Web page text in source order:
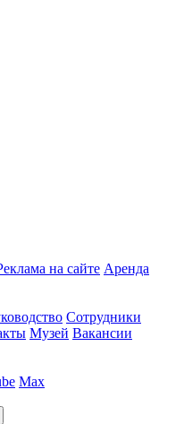
на сайте Аренда
Сотрудники
Музей Вакансии
Max